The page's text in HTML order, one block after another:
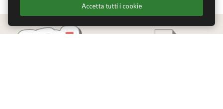
Accetta tutti i cookie